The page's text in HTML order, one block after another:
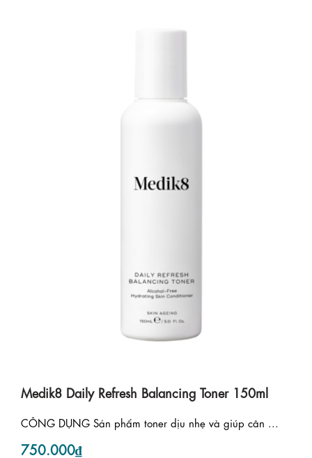
Medik8 Daily Refresh Balancing Toner 150ml
CÔNG DỤNG Sản phẩm toner dịu nhẹ và giúp cân ...
750.000₫